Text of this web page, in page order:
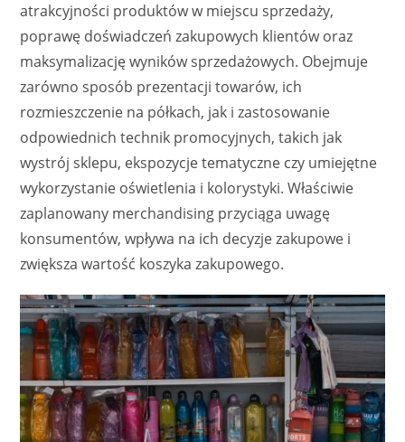
atrakcyjności produktów w miejscu sprzedaży,
poprawę doświadczeń zakupowych klientów oraz
maksymalizację wyników sprzedażowych. Obejmuje
zarówno sposób prezentacji towarów, ich
rozmieszczenie na półkach, jak i zastosowanie
odpowiednich technik promocyjnych, takich jak
wystrój sklepu, ekspozycje tematyczne czy umiejętne
wykorzystanie oświetlenia i kolorystyki. Właściwie
zaplanowany merchandising przyciąga uwagę
konsumentów, wpływa na ich decyzje zakupowe i
zwiększa wartość koszyka zakupowego.